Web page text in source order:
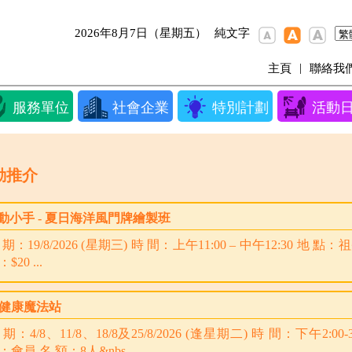
2026年8月7日（星期五） 純文字
主頁 | 聯絡我
服務單位 社會企業 特別計劃 活動
推介
小手 - 夏日海洋風門牌繪製班
：19/8/2026 (星期三) 時 間：上午11:00 – 中午12:30 地 點：
$20 ...
康魔法站
：4/8、11/8、18/8及25/8/2026 (逢星期二) 時 間：下午